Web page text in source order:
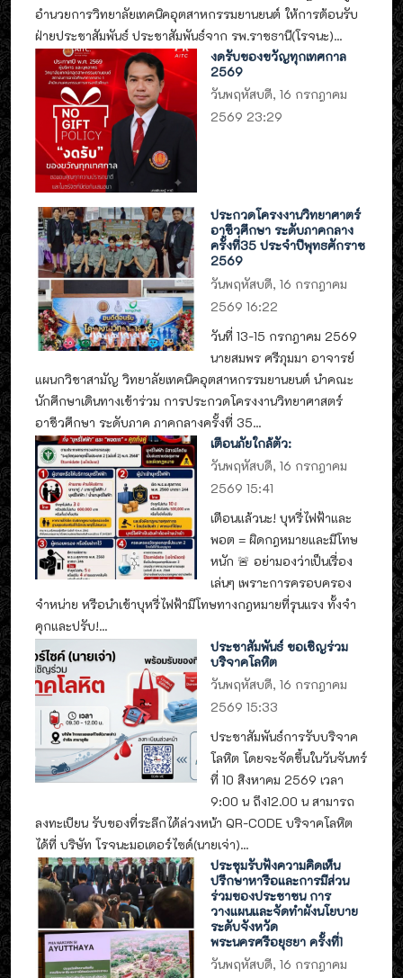
อำนวยการวิทยาลัยเทคนิคอุตสาหกรรมยานยนต์ ให้การต้อนรับ
ฝ่ายประชาสัมพันธ์ ประชาสัมพันธ์จาก รพ.ราชธานี(โรจนะ)...
งดรับของขวัญทุกเทศกาล
2569
วันพฤหัสบดี, 16 กรกฎาคม
2569 23:29
ประกวดโครงงานวิทยาศาตร์
อาชีวศึกษา ระดับภาคกลาง
ครั้งที่35 ประจำปีพุทธศักราช
2569
วันพฤหัสบดี, 16 กรกฎาคม
2569 16:22
วันที่ 13-15 กรกฎาคม 2569
นายสมพร ศรีภุมมา อาจารย์
แผนกวิชาสามัญ วิทยาลัยเทคนิคอุตสาหกรรมยานยนต์ นำคณะ
นักศึกษาเดินทางเข้าร่วม การประกวดโครงงานวิทยาศาสตร์
อาชีวศึกษา ระดับภาค ภาคกลางครั้งที่ 35...
เตือนภัยใกล้ตัว:
วันพฤหัสบดี, 16 กรกฎาคม
2569 15:41
เตือนแล้วนะ! บุหรี่ไฟฟ้าและ
พอต = ผิดกฎหมายและมีโทษ
หนัก 🚨 อย่ามองว่าเป็นเรื่อง
เล่นๆ เพราะการครอบครอง
จำหน่าย หรือนำเข้าบุหรี่ไฟฟ้ามีโทษทางกฎหมายที่รุนแรง ทั้งจำ
คุกและปรับ!...
ประชาสัมพันธ์ ขอเชิญร่วม
บริจาคโลหิต
วันพฤหัสบดี, 16 กรกฎาคม
2569 15:33
ประชาสัมพันธ์การรับบริจาค
โลหิต โดยจะจัดขึ้นในวันจันทร์
ที่ 10 สิงหาคม 2569 เวลา
9:00 น ถึง12.00 น สามารถ
ลงทะเบียน รับของที่ระลึกได้ล่วงหน้า QR-CODE บริจาคโลหิต
ได้ที่ บริษัท โรจนะมอเตอร์ไซด์(นายเจ่า)...
ประชุมรับฟังความคิดเห็น
ปรึกษาหารือและการมีส่วน
ร่วมของประชาชน การ
วางแผนและจัดทำผังนโยบาย
ระดับจังหวัด
พระนครศรีอยุธยา ครั้งที่1
วันพฤหัสบดี, 16 กรกฎาคม